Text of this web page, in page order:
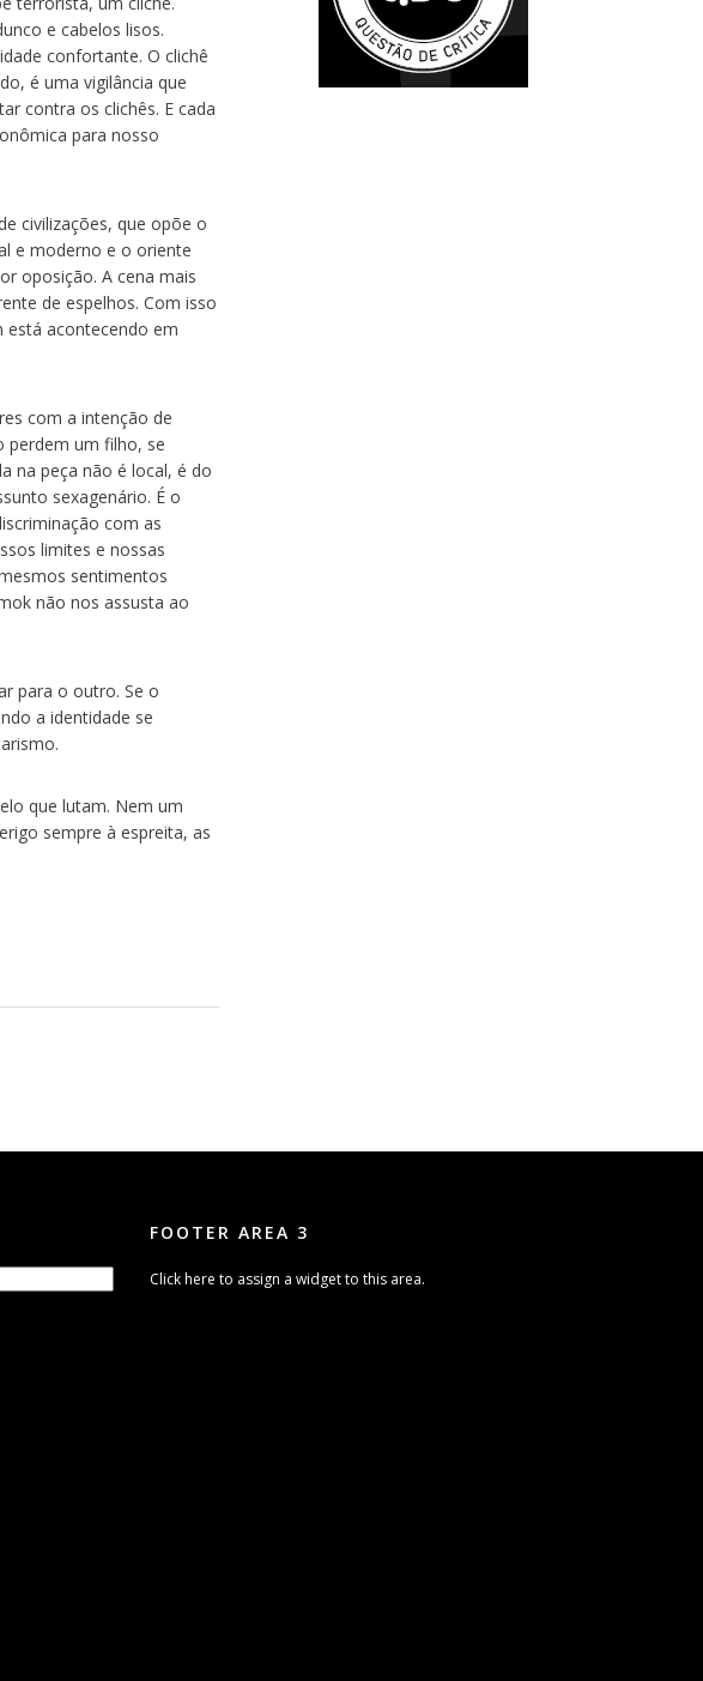
e cabelos lisos.
confortante. O clichê
é uma vigilância que
contra os clichês. E cada
para nosso
civilizações, que opõe o
e moderno e o oriente
oposição. A cena mais
de espelhos. Com isso
está acontecendo em
com a intenção de
perdem um filho, se
na peça não é local, é do
sexagenário. É o
com as
limites e nossas
sentimentos
não nos assusta ao
para o outro. Se o
a identidade se
que lutam. Nem um
sempre à espreita, as
FOOTER AREA 3
Click here to assign a widget to this area.